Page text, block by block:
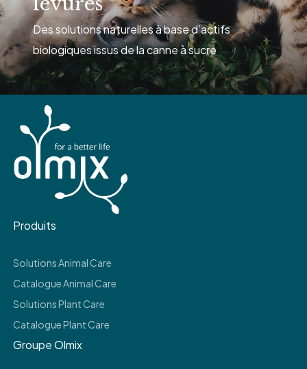
Des solutions naturelles à base d’actifs
biologiques issus de la canne à sucre
Produits
Solutions Animal Care
Catalogue Animal Care
Solutions Plant Care
Catalogue Plant Care
Groupe Olmix